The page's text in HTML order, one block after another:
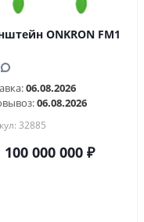
ONKRON FM1
06.08.2026
06.08.2026
32885
100 000 000 ₽